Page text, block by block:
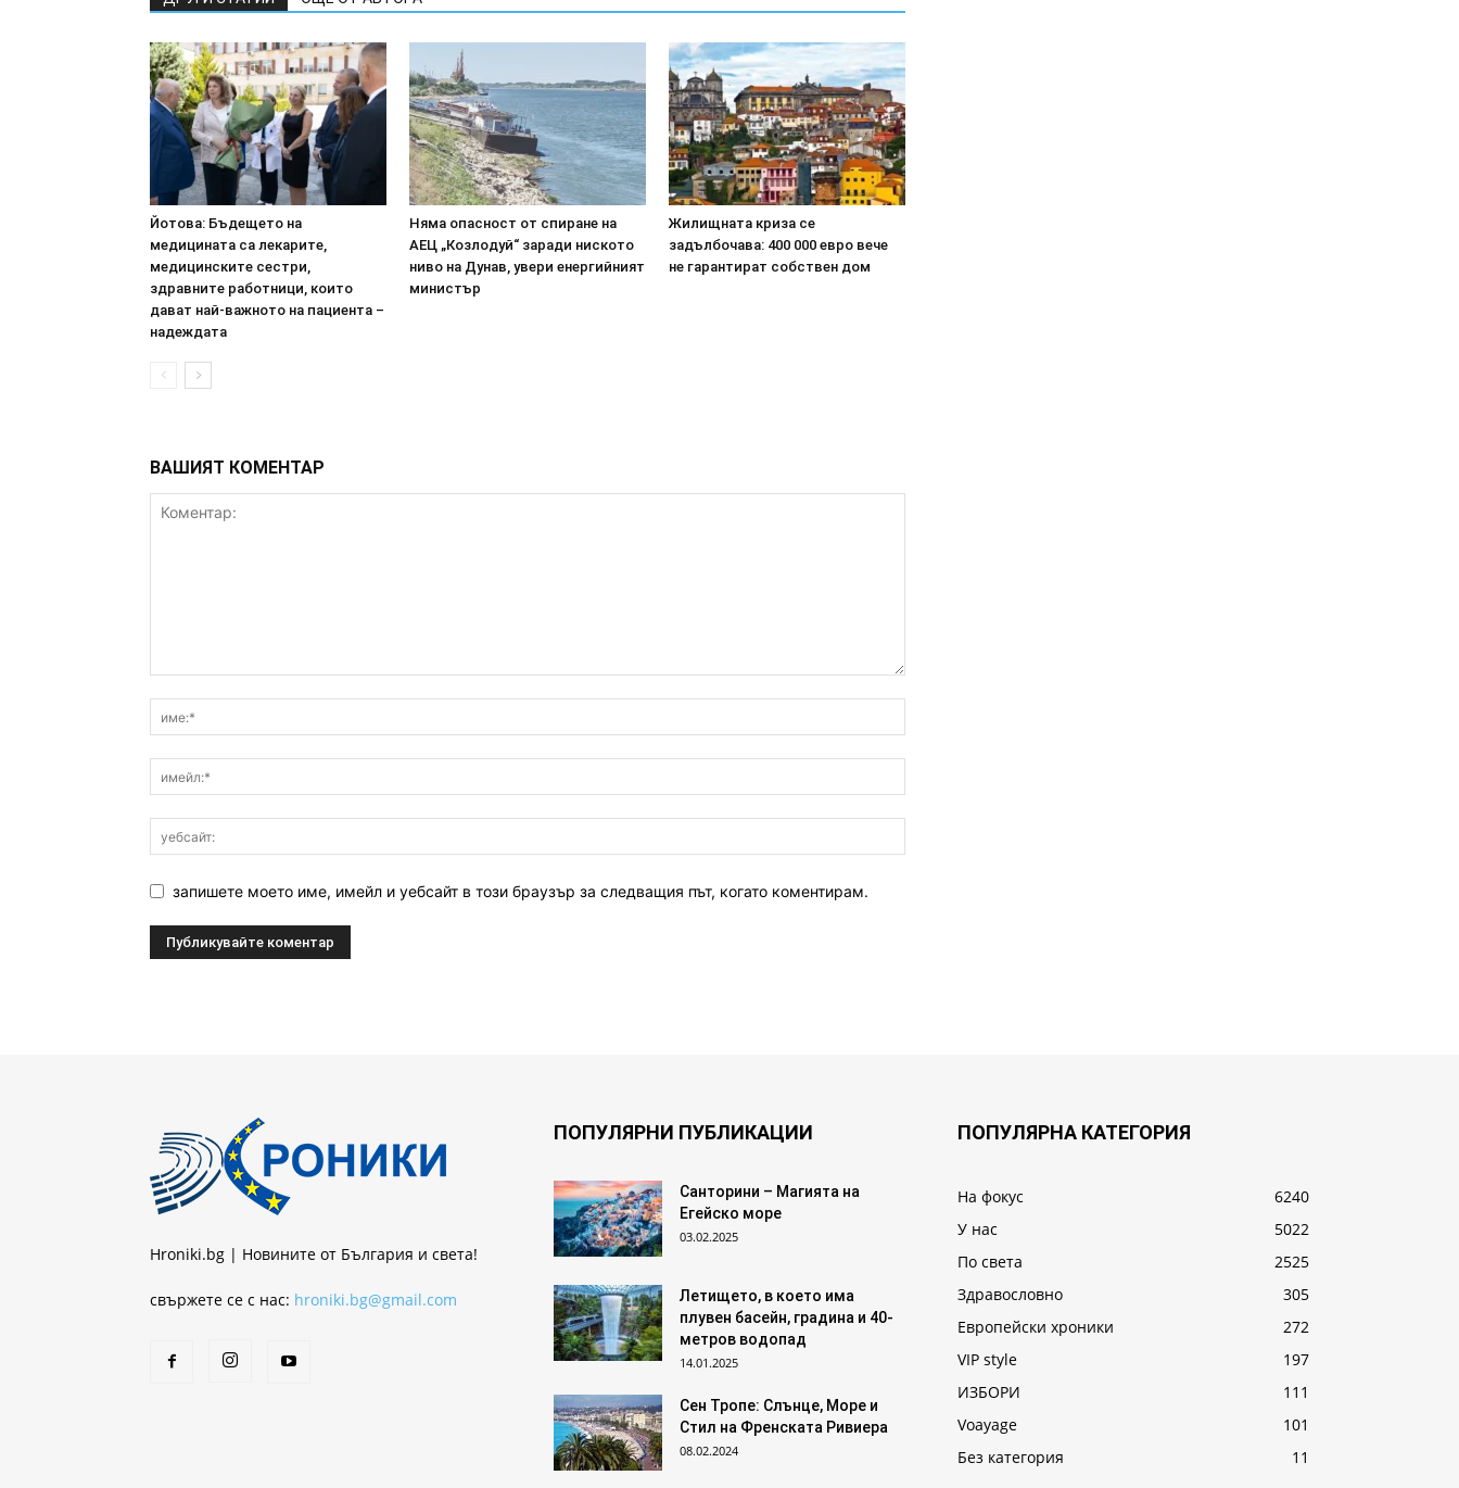
Йотова: Бъдещето на
медицината са лекарите,
медицинските сестри,
здравните работници, които
дават най-важното на пациента –
надеждата
Няма опасност от спиране на
АЕЦ „Козлодуй“ заради ниското
ниво на Дунав, увери енергийният
министър
Жилищната криза се
задълбочава: 400 000 евро вече
не гарантират собствен дом
ВАШИЯТ КОМЕНТАР
запишете моето име, имейл и уебсайт в този браузър за следващия път, когато коментирам.
Hroniki.bg | Новините от България и света!
свържете се с нас: hroniki.bg@gmail.com
ПОПУЛЯРНИ ПУБЛИКАЦИИ
Санторини – Магията на
Егейско море
03.02.2025
Летището, в което има
плувен басейн, градина и 40-
метров водопад
14.01.2025
Сен Тропе: Слънце, Море и
Стил на Френската Ривиера
08.02.2024
ПОПУЛЯРНА КАТЕГОРИЯ
На фокус
6240
У нас
5022
По света
2525
Здравословно
305
Европейски хроники
272
VIP style
197
ИЗБОРИ
111
Voayage
101
Без категория
11